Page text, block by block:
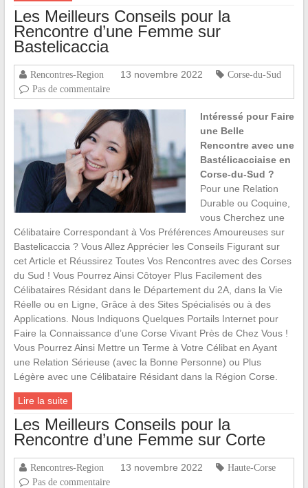
Les Meilleurs Conseils pour la
Rencontre d’une Femme sur
Bastelicaccia
Rencontres-Region 13 novembre 2022
Corse-du-Sud
Pas de commentaire
Intéressé pour Faire
une Belle
Rencontre avec une
Bastélicacciaise en
Corse-du-Sud ?
Pour une Relation
Durable ou Coquine,
vous Cherchez une
Célibataire Correspondant à Vos Préférences Amoureuses sur
Bastelicaccia ? Vous Allez Apprécier les Conseils Figurant sur
cet Article et Réussirez Toutes Vos Rencontres avec des Corses
du Sud ! Vous Pourrez Ainsi Côtoyer Plus Facilement des
Célibataires Résidant dans le Département du 2A, dans la Vie
Réelle ou en Ligne, Grâce à des Sites Spécialisés ou à des
Applications. Nous Indiquons Quelques Portails Internet pour
Faire la Connaissance d’une Corse Vivant Près de Chez Vous !
Vous Pourrez Ainsi Mettre un Terme à Votre Célibat en Ayant
une Relation Sérieuse (avec la Bonne Personne) ou Plus
Légère avec une Célibataire Résidant dans la Région Corse.
Lire la suite
Les Meilleurs Conseils pour la
Rencontre d’une Femme sur Corte
Rencontres-Region 13 novembre 2022
Haute-Corse
Pas de commentaire